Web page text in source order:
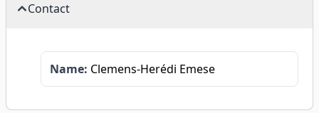
Contact
Name: Clemens-Herédi Emese